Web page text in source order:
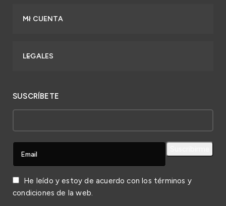
MI CUENTA
LEGALES
SUSCRÍBETE
He leído y estoy de acuerdo con los términos y
condiciones de la web.